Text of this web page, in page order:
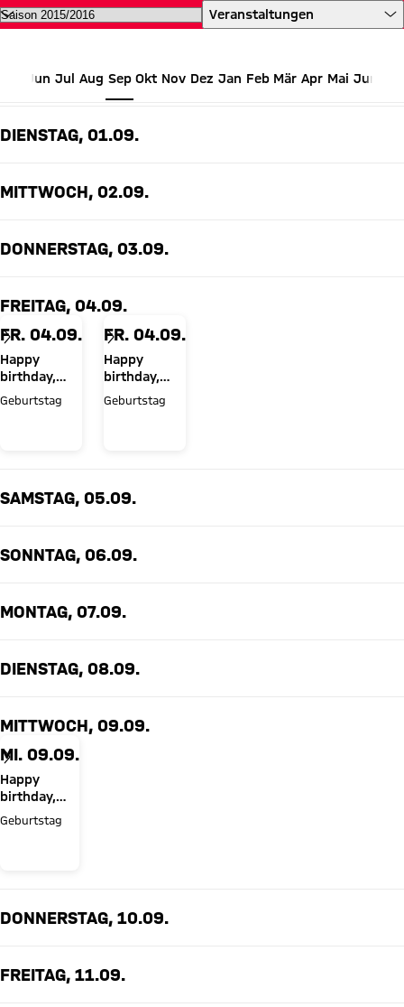
Alle Termine des FC Bayern
Veranstaltungen
Jun Jul Aug Sep Okt Nov Dez Jan Feb Mär Apr Mai Jun
SEPTEMBER 2015
DIENSTAG, 01.09.
MITTWOCH, 02.09.
DONNERSTAG, 03.09.
FREITAG, 04.09.
FR. 04.09.
Happy
birthday,
Jan-
Christian
Geburtstag
FR. 04.09.
Happy
birthday,
René Marić
Geburtstag
SAMSTAG, 05.09.
SONNTAG, 06.09.
MONTAG, 07.09.
DIENSTAG, 08.09.
MITTWOCH, 09.09.
MI. 09.09.
Happy
birthday,
Bryan
Zaragoza!
Geburtstag
DONNERSTAG, 10.09.
FREITAG, 11.09.